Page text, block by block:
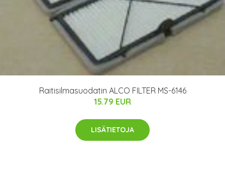
Raitisilmasuodatin ALCO FILTER MS-6146
15.79 EUR
LISÄTIETOJA